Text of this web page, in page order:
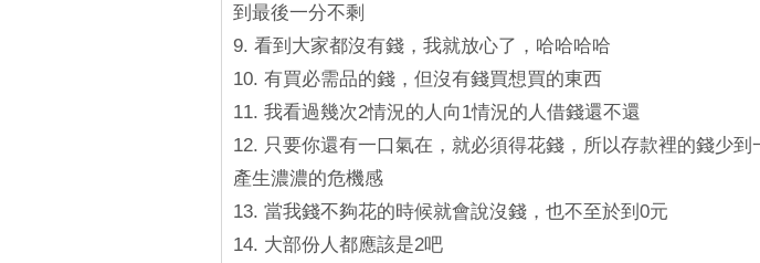
到最後一分不剩
9. 看到大家都沒有錢，我就放心了，哈哈哈哈
10. 有買必需品的錢，但沒有錢買想買的東西
11. 我看過幾次2情況的人向1情況的人借錢還不還
12. 只要你還有一口氣在，就必須得花錢，所以存款裡的錢少到
產生濃濃的危機感
13. 當我錢不夠花的時候就會說沒錢，也不至於到0元
14. 大部份人都應該是2吧